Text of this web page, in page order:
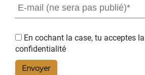
En cochant la case, tu acceptes la
confidentialité